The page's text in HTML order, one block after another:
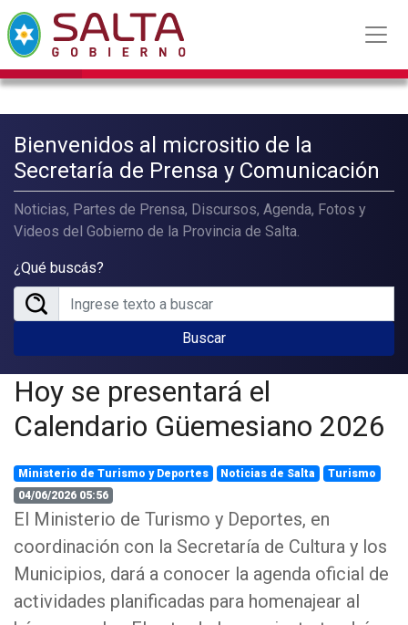
Bienvenidos al micrositio de la
Secretaría de Prensa y Comunicación
Noticias, Partes de Prensa, Discursos, Agenda, Fotos y
Videos del Gobierno de la Provincia de Salta.
¿Qué buscás?
Buscar
Hoy se presentará el
Calendario Güemesiano 2026
Ministerio de Turismo y Deportes Noticias de Salta
Turismo
04/06/2026 05:56
El Ministerio de Turismo y Deportes, en
coordinación con la Secretaría de Cultura y los
Municipios, dará a conocer la agenda oficial de
actividades planificadas para homenajear al